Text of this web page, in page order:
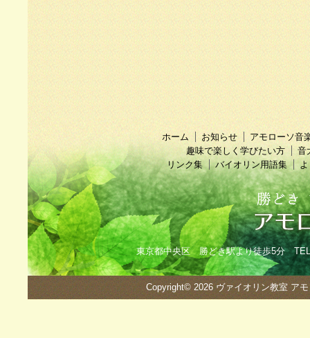
ホーム お知らせ
アモローソ音
趣味で楽しく学びたい方
音
リンク集
バイオリン用語集
東京都中央区 勝どき駅より徒歩5分
Copyright© 2026 ヴァイオリン教室 ア